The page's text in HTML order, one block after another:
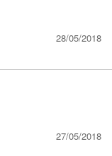
28/05/2018
27/05/2018